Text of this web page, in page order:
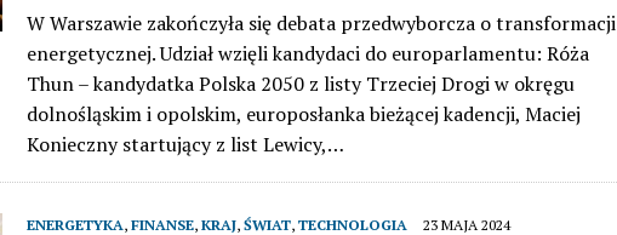
W Warszawie zakończyła się debata przedwyborcza o transformacji
energetycznej. Udział wzięli kandydaci do europarlamentu: Róża
Thun – kandydatka Polska 2050 z listy Trzeciej Drogi w okręgu
dolnośląskim i opolskim, europosłanka bieżącej kadencji, Maciej
Konieczny startujący z list Lewicy,…
ENERGETYKA, FINANSE, KRAJ, ŚWIAT, TECHNOLOGIA 23 MAJA 2024